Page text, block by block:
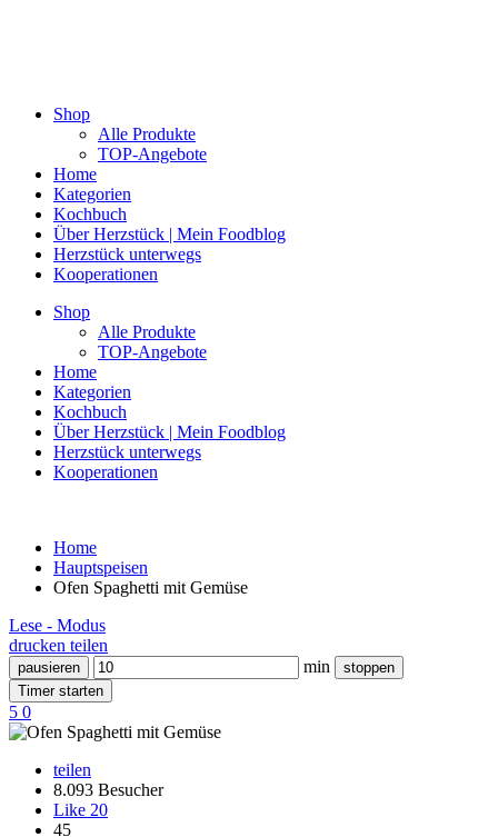
Shop
Alle Produkte
TOP-Angebote
Home
Kategorien
Kochbuch
Über Herzstück | Mein Foodblog
Herzstück unterwegs
Kooperationen
Shop
Alle Produkte
TOP-Angebote
Home
Kategorien
Kochbuch
Über Herzstück | Mein Foodblog
Herzstück unterwegs
Kooperationen
Home
Hauptspeisen
Ofen Spaghetti mit Gemüse
Lese - Modus
drucken teilen
pausieren min
stoppen
Timer starten
5 0
teilen
8.093 Besucher
Like 20
45